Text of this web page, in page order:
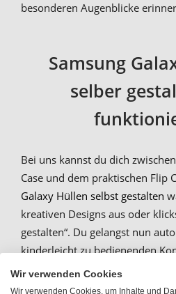
besonderen Augenblicke
Samsung
selber
Bei uns kannst du dich
Case und dem praktischen Flip
Galaxy Hüllen selbst gestalten
kreativen Designs aus oder
gestalten“. Du gelangst nun
kinderleicht zu bedienenden
deine
persönliche Galaxy A6
direkt online und musst keine
Wir verwenden Cookies
Wir verwenden Cookies, um Inhalte und